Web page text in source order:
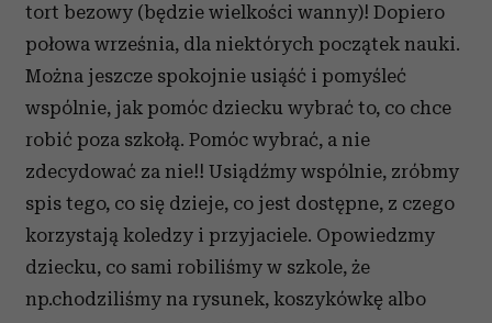
tort bezowy (będzie wielkości wanny)! Dopiero
połowa września, dla niektórych początek nauki.
Można jeszcze spokojnie usiąść i pomyśleć
wspólnie, jak pomóc dziecku wybrać to, co chce
robić poza szkołą. Pomóc wybrać, a nie
zdecydować za nie!! Usiądźmy wspólnie, zróbmy
spis tego, co się dzieje, co jest dostępne, z czego
korzystają koledzy i przyjaciele. Opowiedzmy
dziecku, co sami robiliśmy w szkole, że
np.chodziliśmy na rysunek, koszykówkę albo